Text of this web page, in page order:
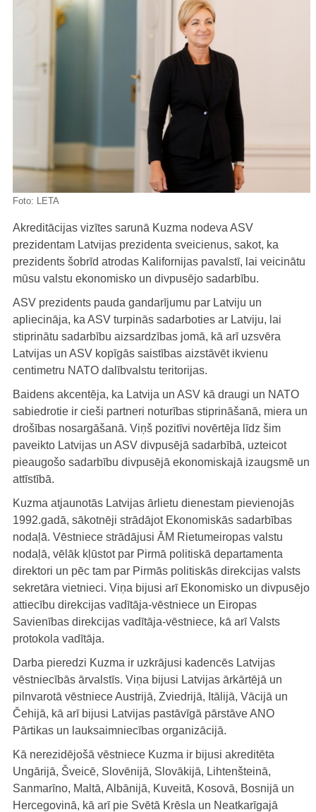
Foto: LETA
Akreditācijas vizītes sarunā Kuzma nodeva ASV
prezidentam Latvijas prezidenta sveicienus, sakot, ka
prezidents šobrīd atrodas Kalifornijas pavalstī, lai veicinātu
mūsu valstu ekonomisko un divpusējo sadarbību.
ASV prezidents pauda gandarījumu par Latviju un
apliecināja, ka ASV turpinās sadarboties ar Latviju, lai
stiprinātu sadarbību aizsardzības jomā, kā arī uzsvēra
Latvijas un ASV kopīgās saistības aizstāvēt ikvienu
centimetru NATO dalībvalstu teritorijas.
Baidens akcentēja, ka Latvija un ASV kā draugi un NATO
sabiedrotie ir cieši partneri noturības stiprināšanā, miera un
drošības nosargāšanā. Viņš pozitīvi novērtēja līdz šim
paveikto Latvijas un ASV divpusējā sadarbībā, uzteicot
pieaugošo sadarbību divpusējā ekonomiskajā izaugsmē un
attīstībā.
Kuzma atjaunotās Latvijas ārlietu dienestam pievienojās
1992.gadā, sākotnēji strādājot Ekonomiskās sadarbības
nodaļā. Vēstniece strādājusi ĀM Rietumeiropas valstu
nodaļā, vēlāk kļūstot par Pirmā politiskā departamenta
direktori un pēc tam par Pirmās politiskās direkcijas valsts
sekretāra vietnieci. Viņa bijusi arī Ekonomisko un divpusējo
attiecību direkcijas vadītāja-vēstniece un Eiropas
Savienības direkcijas vadītāja-vēstniece, kā arī Valsts
protokola vadītāja.
Darba pieredzi Kuzma ir uzkrājusi kadencēs Latvijas
vēstniecībās ārvalstīs. Viņa bijusi Latvijas ārkārtējā un
pilnvarotā vēstniece Austrijā, Zviedrijā, Itālijā, Vācijā un
Čehijā, kā arī bijusi Latvijas pastāvīgā pārstāve ANO
Pārtikas un lauksaimniecības organizācijā.
Kā nerezidējošā vēstniece Kuzma ir bijusi akreditēta
Ungārijā, Šveicē, Slovēnijā, Slovākijā, Lihtenšteinā,
Sanmarīno, Maltā, Albānijā, Kuveitā, Kosovā, Bosnijā un
Hercegovinā, kā arī pie Svētā Krēsla un Neatkarīgajā